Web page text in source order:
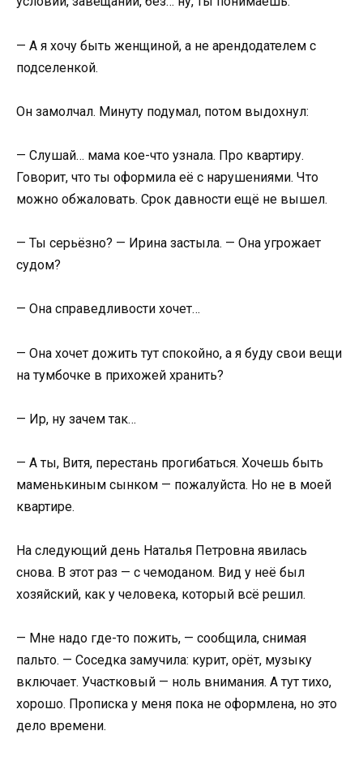
— А я хочу быть женщиной, а не арендодателем с
подселенкой.
Он замолчал. Минуту подумал, потом выдохнул:
— Слушай… мама кое-что узнала. Про квартиру.
Говорит, что ты оформила её с нарушениями. Что
можно обжаловать. Срок давности ещё не вышел.
— Ты серьёзно? — Ирина застыла. — Она угрожает
судом?
— Она справедливости хочет…
— Она хочет дожить тут спокойно, а я буду свои вещи
на тумбочке в прихожей хранить?
— Ир, ну зачем так…
— А ты, Витя, перестань прогибаться. Хочешь быть
маменькиным сынком — пожалуйста. Но не в моей
квартире.
На следующий день Наталья Петровна явилась
снова. В этот раз — с чемоданом. Вид у неё был
хозяйский, как у человека, который всё решил.
— Мне надо где-то пожить, — сообщила, снимая
пальто. — Соседка замучила: курит, орёт, музыку
включает. Участковый — ноль внимания. А тут тихо,
хорошо. Прописка у меня пока не оформлена, но это
дело времени.